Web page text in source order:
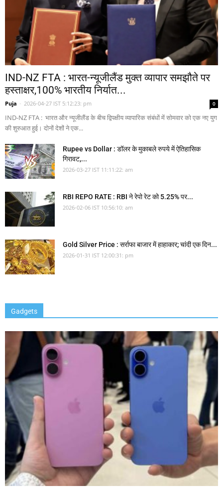
IND-NZ FTA : भारत-न्यूजीलैंड मुक्त व्यापार समझौते पर
हस्ताक्षर,100% भारतीय निर्यात...
Puja - 2026-04-27 IST 5:12:23: pm 0
IND-NZ FTA : भारत और न्यूजीलैंड के बीच द्विपक्षीय व्यापारिक संबंधों में सोमवार को एक नए युग
की शुरुआत हुई। दोनों देशों ने एक...
Rupee vs Dollar : डॉलर के मुकाबले रुपये में ऐतिहासिक
गिरावट,...
2026-03-27 IST 11:11:22: am
RBI REPO RATE : RBI ने रेपो रेट को 5.25% पर...
2026-02-06 IST 10:56:10: am
Gold Silver Price : सर्राफा बाजार में हाहाकार; चांदी एक दिन...
2026-01-31 IST 12:00:31: pm
Gadgets